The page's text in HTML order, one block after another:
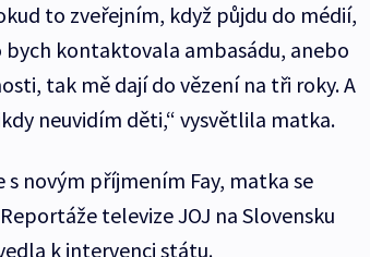
to zveřejním, když půjdu do médií,
kontaktovala ambasádu, anebo
tak mě dají do vězení na tři roky. A
neuvidím děti,“ vysvětlila matka.
novým příjmením Fay, matka se
televize JOJ na Slovensku
k intervenci státu.